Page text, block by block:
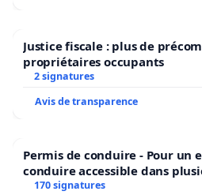
Justice fiscale : plus de
propriétaires occupants
2 signatures
Avis de transparence
Permis de conduire - Pour un
conduire accessible dans
Bruxelles
170 signatures